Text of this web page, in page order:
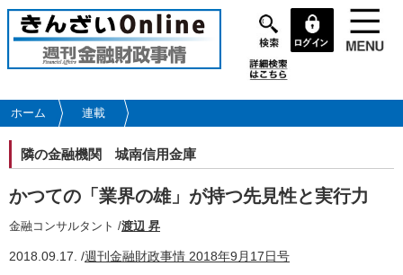
メ
イ
コ
ン
に
移
動
ホーム 連載
隣の金融機関 城南信用金庫
かつての「業界の雄」が持つ先見性と実行力
金融コンサルタント /渡辺 昇
2018.09.17. /週刊金融財政事情 2018年9月17日号